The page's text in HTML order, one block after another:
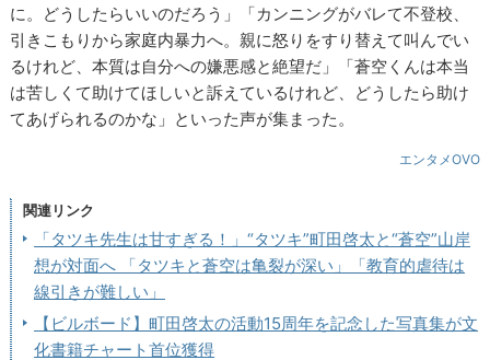
に。どうしたらいいのだろう」「カンニングがバレて不登校、
引きこもりから家庭内暴力へ。親に怒りをすり替えて叫んでい
るけれど、本質は自分への嫌悪感と絶望だ」「蒼空くんは本当
は苦しくて助けてほしいと訴えているけれど、どうしたら助け
てあげられるのかな」といった声が集まった。
エンタメOVO
関連リンク
「タツキ先生は甘すぎる！」“タツキ”町田啓太と“蒼空”山岸
想が対面へ 「タツキと蒼空は亀裂が深い」「教育的虐待は
線引きが難しい」
【ビルボード】町田啓太の活動15周年を記念した写真集が文
化書籍チャート首位獲得